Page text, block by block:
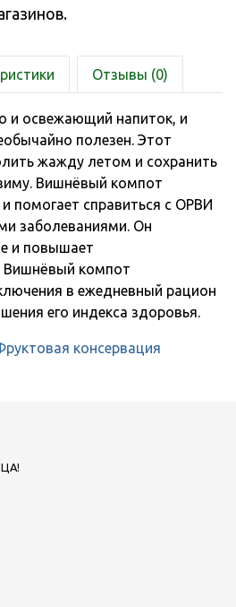
Отзывы (0)
и освежающий напиток, и
полезен. Этот
жажду летом и сохранить
Вишнёвый компот
помогает справиться с ОРВИ
заболеваниями. Он
и повышает
Вишнёвый компот
в ежедневный рацион
его индекса здоровья.
консервация